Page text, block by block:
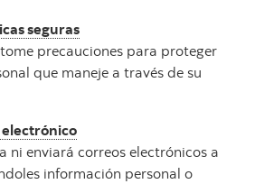
seguras
precauciones para proteger
que maneje a través de su
ni enviará correos electrónicos a
información personal o